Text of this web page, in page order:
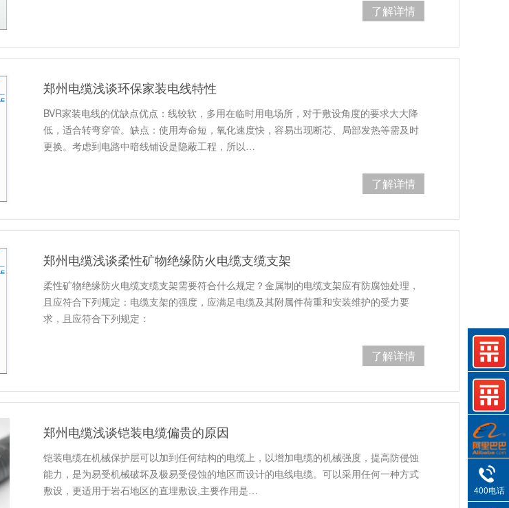
了解详情
郑州电缆浅谈环保家装电线特性
BVR家装电线的优缺点优点：线较软，多用在临时用电场所，对于敷设角度的要求大大降
低，适合转弯穿管。缺点：使用寿命短，氧化速度快，容易出现断芯、局部发热等需及时
更换。考虑到电路中暗线铺设是隐蔽工程，所以…
了解详情
郑州电缆浅谈柔性矿物绝缘防火电缆支缆支架
柔性矿物绝缘防火电缆支缆支架需要符合什么规定？金属制的电缆支架应有防腐蚀处理，
且应符合下列规定：电缆支架的强度，应满足电缆及其附属件荷重和安装维护的受力要
求，且应符合下列规定：
了解详情
郑州电缆浅谈铠装电缆偏贵的原因
铠装电缆在机械保护层可以加到任何结构的电缆上，以增加电缆的机械强度，提高防侵蚀
能力，是为易受机械破坏及极易受侵蚀的地区而设计的电线电缆。可以采用任何一种方式
敷设，更适用于岩石地区的直埋敷设,主要作用是…
400电话